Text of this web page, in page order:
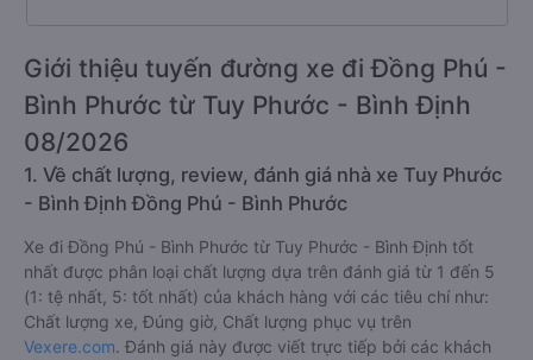
Giới thiệu tuyến đường xe đi Đồng Phú -
Bình Phước từ Tuy Phước - Bình Định
08/2026
1. Về chất lượng, review, đánh giá nhà xe Tuy Phước
- Bình Định Đồng Phú - Bình Phước
Xe đi Đồng Phú - Bình Phước từ Tuy Phước - Bình Định tốt
nhất được phân loại chất lượng dựa trên đánh giá từ 1 đến 5
(1: tệ nhất, 5: tốt nhất) của khách hàng với các tiêu chí như:
Chất lượng xe, Đúng giờ, Chất lượng phục vụ trên
Vexere.com. Đánh giá này được viết trực tiếp bởi các khách